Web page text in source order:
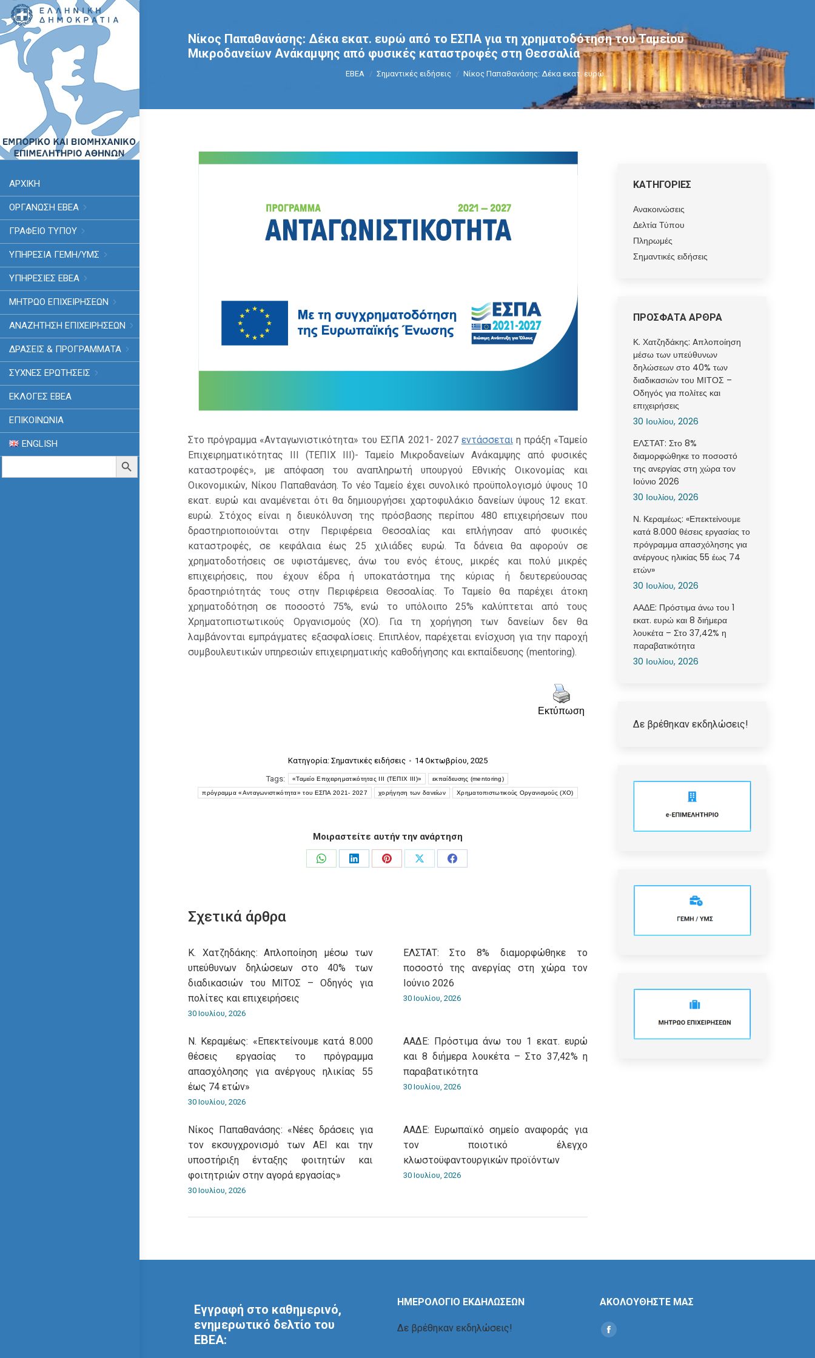
ΑΡΧΙΚΗ
ΟΡΓΑΝΩΣΗ ΕΒΕΑ
ΓΡΑΦΕΙΟ ΤΥΠΟΥ
ΥΠΗΡΕΣΊΑ ΓΕΜΗ/ΥΜΣ
ΥΠΗΡΕΣΙΕΣ ΕΒΕΑ
ΜΗΤΡΩΟ ΕΠΙΧΕΙΡΗΣΕΩΝ
ΑΝΑΖΗΤΗΣΗ ΕΠΙΧΕΙΡΗΣΕΩΝ
ΔΡΑΣΕΙΣ & ΠΡΟΓΡΑΜΜΑΤΑ
ΣΥΧΝΕΣ ΕΡΩΤΗΣΕΙΣ
ΕΚΛΟΓΈΣ ΕΒΕΑ
ΕΠΙΚΟΙΝΩΝΙΑ
ENGLISH
Search
Search Button
Νίκος Παπαθανάσης: Δέκα εκατ. ευρώ από το ΕΣΠΑ για τη χρηματοδότηση του Ταμείου
Μικροδανείων Ανάκαμψης από φυσικές καταστροφές στη Θεσσαλία
You are here:
ΕΒΕΑ Σημαντικές ειδήσεις Νίκος Παπαθανάσης: Δέκα εκατ. ευρώ…
Στο πρόγραμμα «Ανταγωνιστικότητα» του ΕΣΠΑ 2021- 2027 εντάσσεταιη πράξη «Ταμείο
Επιχειρηματικότητας ΙΙΙ (ΤΕΠΙΧ ΙΙΙ)- Ταμείο Μικροδανείων Ανάκαμψης από φυσικές
καταστροφές», με απόφαση του αναπληρωτή υπουργού Εθνικής Οικονομίας και
Οικονομικών, Νίκου Παπαθανάση. Το νέο Ταμείο έχει συνολικό προϋπολογισμό ύψους 10
εκατ. ευρώ και αναμένεται ότι θα δημιουργήσει χαρτοφυλάκιο δανείων ύψους 12 εκατ.
ευρώ. Στόχος είναι η διευκόλυνση της πρόσβασης περίπου 480 επιχειρήσεων που
δραστηριοποιούνται στην Περιφέρεια Θεσσαλίας και επλήγησαν από φυσικές
καταστροφές, σε κεφάλαια έως 25 χιλιάδες ευρώ. Τα δάνεια θα αφορούν σε
χρηματοδοτήσεις σε υφιστάμενες, άνω του ενός έτους, μικρές και πολύ μικρές
επιχειρήσεις, που έχουν έδρα ή υποκατάστημα της κύριας ή δευτερεύουσας
δραστηριότητάς τους στην Περιφέρεια Θεσσαλίας. Το Ταμείο θα παρέχει άτοκη
χρηματοδότηση σε ποσοστό 75%, ενώ το υπόλοιπο 25% καλύπτεται από τους
Χρηματοπιστωτικούς Οργανισμούς (ΧΟ). Για τη χορήγηση των δανείων δεν θα
λαμβάνονται εμπράγματες εξασφαλίσεις. Επιπλέον, παρέχεται ενίσχυση για την παροχή
συμβουλευτικών υπηρεσιών επιχειρηματικής καθοδήγησης και εκπαίδευσης (mentoring).
Εκτύπωση
Κατηγορία: Σημαντικές ειδήσεις
14 Οκτωβρίου, 2025
Tags:
«Ταμείο Επιχειρηματικότητας ΙΙΙ (ΤΕΠΙΧ ΙΙΙ)» εκπαίδευσης (mentoring)
πρόγραμμα «Ανταγωνιστικότητα» του ΕΣΠΑ 2021- 2027 χορήγηση των δανείων Χρηματοπιστωτικούς Οργανισμούς (ΧΟ)
Μοιραστείτε αυτήν την ανάρτηση
Share
Share
Share
Share
Share
Σχετικά άρθρα
Κ. Χατζηδάκης: Aπλοποίηση μέσω των
υπεύθυνων δηλώσεων στο 40% των
διαδικασιών του ΜΙΤΟΣ – Οδηγός για
πολίτες και επιχειρήσεις
30 Ιουλίου, 2026
ΕΛΣΤΑΤ: Στο 8% διαμορφώθηκε το
ποσοστό της ανεργίας στη χώρα τον
Ιούνιο 2026
30 Ιουλίου, 2026
Ν. Κεραμέως: «Επεκτείνουμε κατά 8.000
θέσεις εργασίας το πρόγραμμα
απασχόλησης για ανέργους ηλικίας 55
έως 74 ετών»
30 Ιουλίου, 2026
ΑΑΔΕ: Πρόστιμα άνω του 1 εκατ. ευρώ
και 8 διήμερα λουκέτα – Στο 37,42% η
παραβατικότητα
30 Ιουλίου, 2026
Νίκος Παπαθανάσης: «Νέες δράσεις για
τον εκσυγχρονισμό των ΑΕΙ και την
υποστήριξη ένταξης φοιτητών και
φοιτητριών στην αγορά εργασίας»
30 Ιουλίου, 2026
ΑΑΔΕ: Ευρωπαϊκό σημείο αναφοράς για
τον ποιοτικό έλεγχο
κλωστοϋφαντουργικών προϊόντων
30 Ιουλίου, 2026
ΚΑΤΗΓΟΡΙΕΣ
Ανακοινώσεις
Δελτία Τύπου
Πληρωμές
Σημαντικές ειδήσεις
ΠΡΟΣΦΑΤΑ ΑΡΘΡΑ
Κ. Χατζηδάκης: Aπλοποίηση
μέσω των υπεύθυνων
δηλώσεων στο 40% των
διαδικασιών του ΜΙΤΟΣ –
Οδηγός για πολίτες και
επιχειρήσεις
30 Ιουλίου, 2026
ΕΛΣΤΑΤ: Στο 8%
διαμορφώθηκε το ποσοστό
της ανεργίας στη χώρα τον
Ιούνιο 2026
30 Ιουλίου, 2026
Ν. Κεραμέως: «Επεκτείνουμε
κατά 8.000 θέσεις εργασίας το
πρόγραμμα απασχόλησης για
ανέργους ηλικίας 55 έως 74
ετών»
30 Ιουλίου, 2026
ΑΑΔΕ: Πρόστιμα άνω του 1
εκατ. ευρώ και 8 διήμερα
λουκέτα – Στο 37,42% η
παραβατικότητα
30 Ιουλίου, 2026
Δε βρέθηκαν εκδηλώσεις!
Εγγραφή στο καθημερινό,
ενημερωτικό δελτίο του
ΕΒΕΑ:
ΗΜΕΡΟΛΟΓΙΟ ΕΚΔΗΛΩΣΕΩΝ
Δε βρέθηκαν εκδηλώσεις!
ΑΚΟΛΟΥΘΗΣΤΕ ΜΑΣ
Find us on:
Social